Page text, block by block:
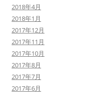
2018年4月
2018年1月
2017年12月
2017年11月
2017年10月
2017年8月
2017年7月
2017年6月